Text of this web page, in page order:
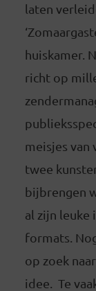
laten
huiskamer.
richt op
meisjes van
twee
bijbrengen
al zijn leuke
formats.
op zoek
idee. Te